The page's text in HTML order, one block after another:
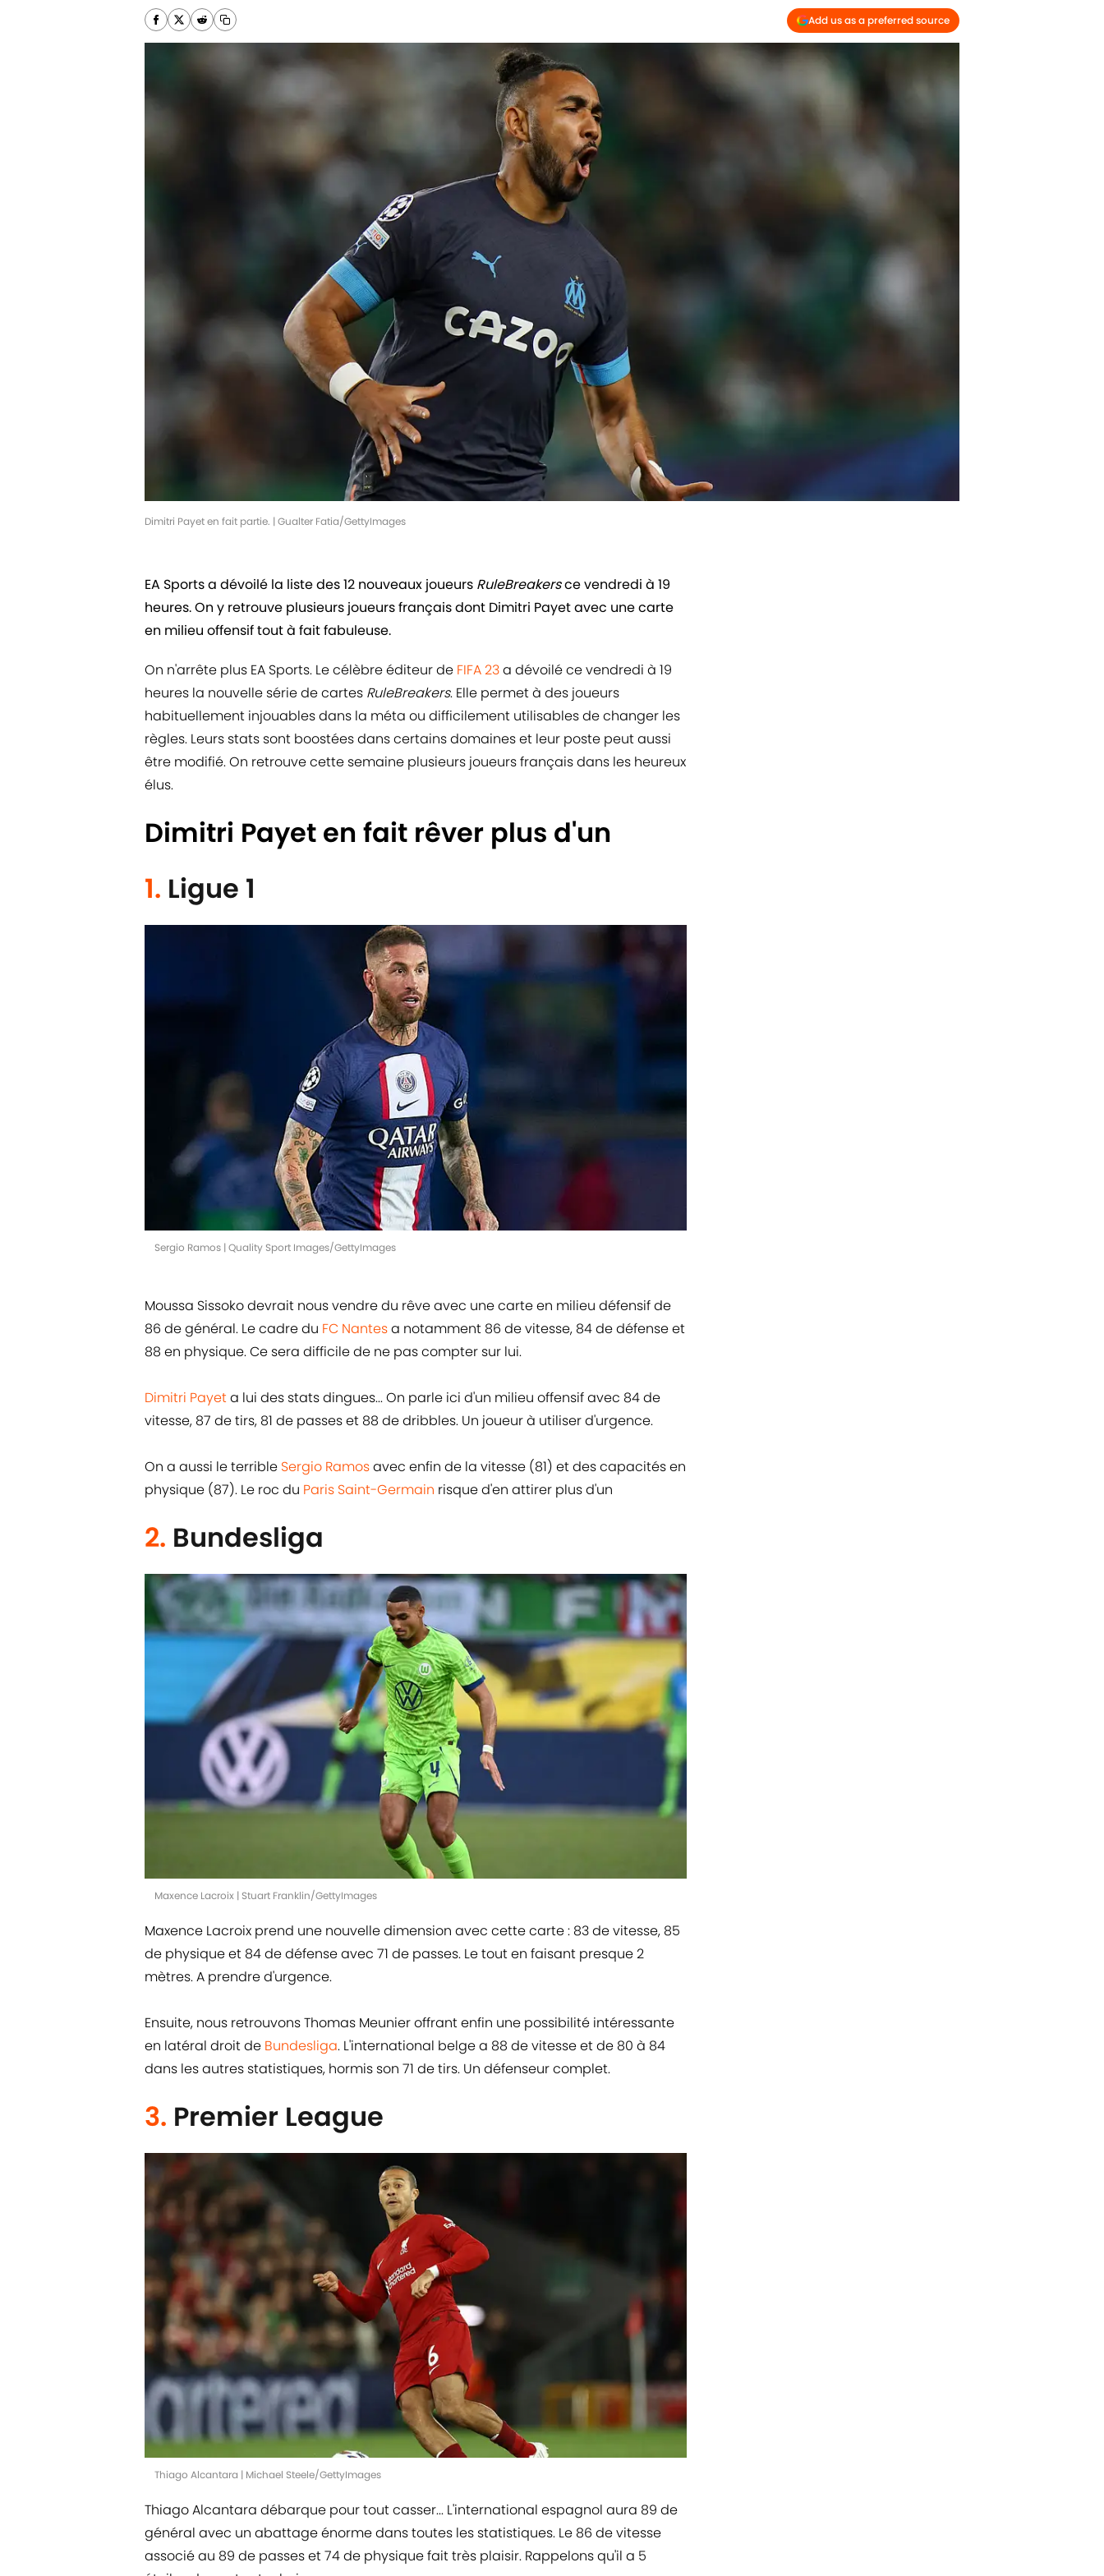
Add us as a preferred source
Dimitri Payet en fait partie. | Gualter Fatia/GettyImages
EA Sports a dévoilé la liste des 12 nouveaux joueurs RuleBreakersce vendredi à 19
heures. On y retrouve plusieurs joueurs français dont Dimitri Payet avec une carte
en milieu offensif tout à fait fabuleuse.
On n'arrête plus EA Sports. Le célèbre éditeur de FIFA 23a dévoilé ce vendredi à 19
heures la nouvelle série de cartes RuleBreakers. Elle permet à des joueurs
habituellement injouables dans la méta ou difficilement utilisables de changer les
règles. Leurs stats sont boostées dans certains domaines et leur poste peut aussi
être modifié. On retrouve cette semaine plusieurs joueurs français dans les heureux
élus.
Dimitri Payet en fait rêver plus d'un
1. Ligue 1
Sergio Ramos | Quality Sport Images/GettyImages
Moussa Sissoko devrait nous vendre du rêve avec une carte en milieu défensif de
86 de général. Le cadre du FC Nantesa notamment 86 de vitesse, 84 de défense et
88 en physique. Ce sera difficile de ne pas compter sur lui.
Dimitri Payeta lui des stats dingues... On parle ici d'un milieu offensif avec 84 de
vitesse, 87 de tirs, 81 de passes et 88 de dribbles. Un joueur à utiliser d'urgence.
On a aussi le terrible Sergio Ramosavec enfin de la vitesse (81) et des capacités en
physique (87). Le roc du Paris Saint-Germain risque d'en attirer plus d'un
2. Bundesliga
Maxence Lacroix | Stuart Franklin/GettyImages
Maxence Lacroix prend une nouvelle dimension avec cette carte : 83 de vitesse, 85
de physique et 84 de défense avec 71 de passes. Le tout en faisant presque 2
mètres. A prendre d'urgence.
Ensuite, nous retrouvons Thomas Meunier offrant enfin une possibilité intéressante
en latéral droit de Bundesliga. L'international belge a 88 de vitesse et de 80 à 84
dans les autres statistiques, hormis son 71 de tirs. Un défenseur complet.
3. Premier League
Thiago Alcantara | Michael Steele/GettyImages
Thiago Alcantara débarque pour tout casser... L'international espagnol aura 89 de
général avec un abattage énorme dans toutes les statistiques. Le 86 de vitesse
associé au 89 de passes et 74 de physique fait très plaisir. Rappelons qu'il a 5